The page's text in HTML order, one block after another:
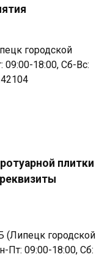
городской
09:00-18:00, Сб-Вс:
плитки
(Липецк городской
Пт: 09:00-18:00, Сб: